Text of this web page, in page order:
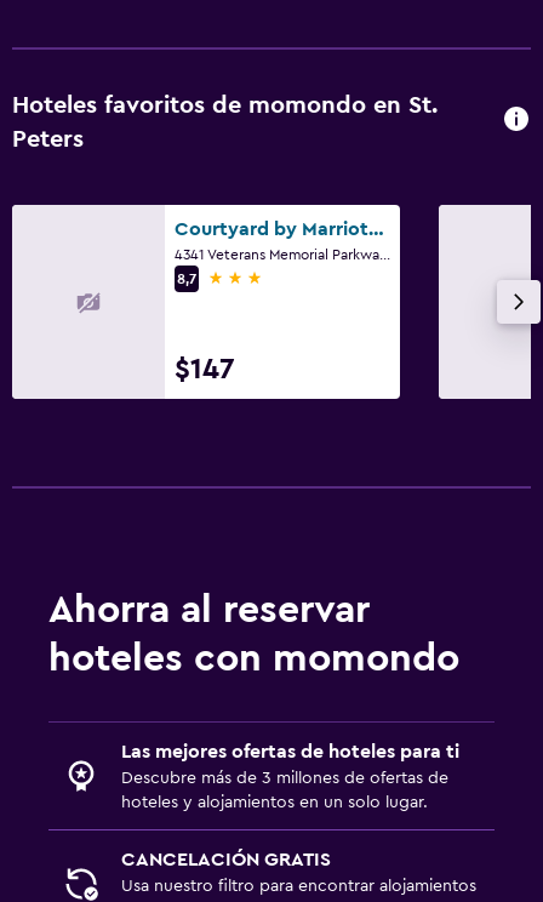
Hoteles favoritos de momondo en St.
Peters
Courtyard by Marriott St. Louis St. Peters
8,7
3 estrellas
$147
Ahorra al reservar
hoteles con momondo
Las mejores ofertas de hoteles para ti
Descubre más de 3 millones de ofertas de
hoteles y alojamientos en un solo lugar.
CANCELACIÓN GRATIS
Usa nuestro filtro para encontrar alojamientos